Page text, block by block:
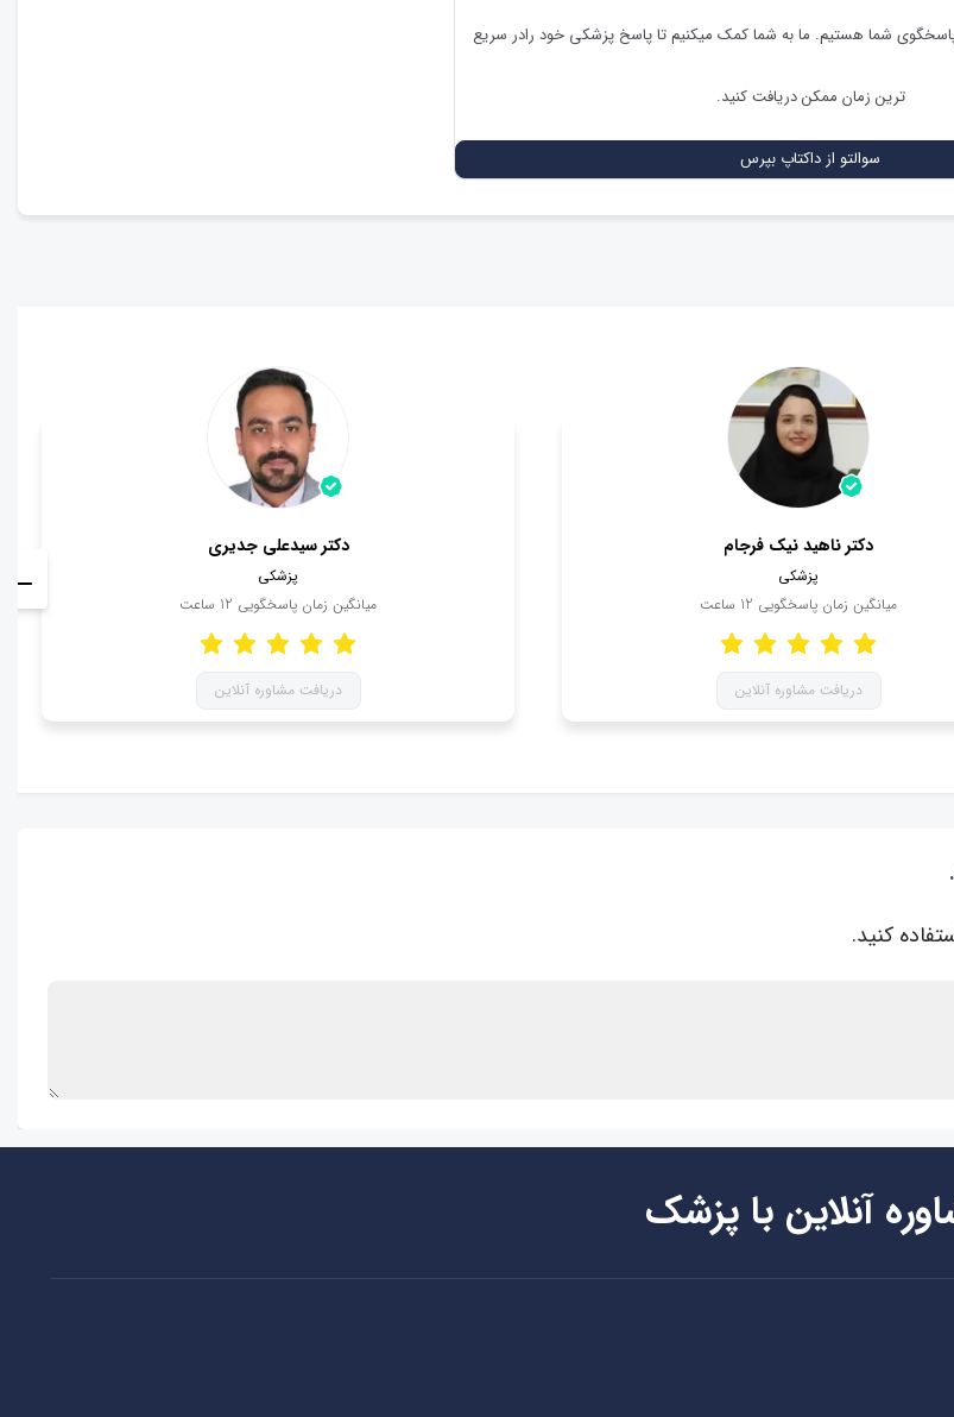
شما هستیم. ما به شما کمک میکنیم تا پاسخ پزشکی خود رادر سریع
ترین زمان ممکن دریافت کنید.
سوالتو از داکتاپ بپرس
دکتر سیدعلی جدیری
پزشکی
میانگین زمان پاسخگویی 12 ساعت
دریافت مشاوره آنلاین
دکتر ناهید نیک فرجام
پزشکی
میانگین زمان پاسخگویی 12 ساعت
دریافت مشاوره آنلاین
کنید.
آنلاین با پزشک